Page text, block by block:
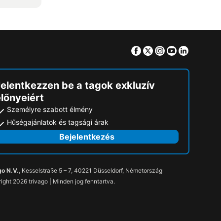
Facebook
TwitterInstagram
Youtube
be a tagok exkluzív
Személyre szabott élmény
Hűségajánlatok és tagsági árak
Bejelentkezés
N.V., Kesselstraße 5 – 7, 40221 Düsseldorf, Németország
2026 trivago | Minden jog fenntartva.